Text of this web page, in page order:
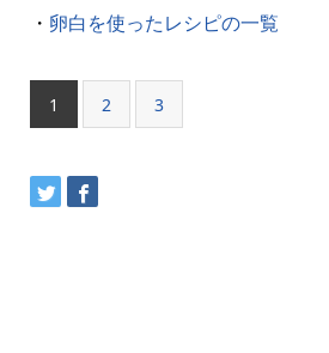
・ 卵白を使ったレシピの一覧
1 2 3